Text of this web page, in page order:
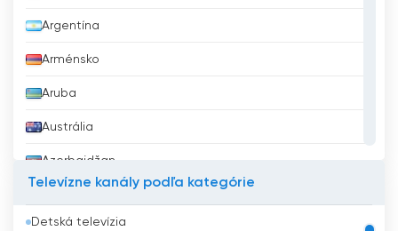
Argentína
Arménsko
Aruba
Austrália
Azerbajdžan
Bangladéš
Televízne kanály podľa kategórie
Detská televízia